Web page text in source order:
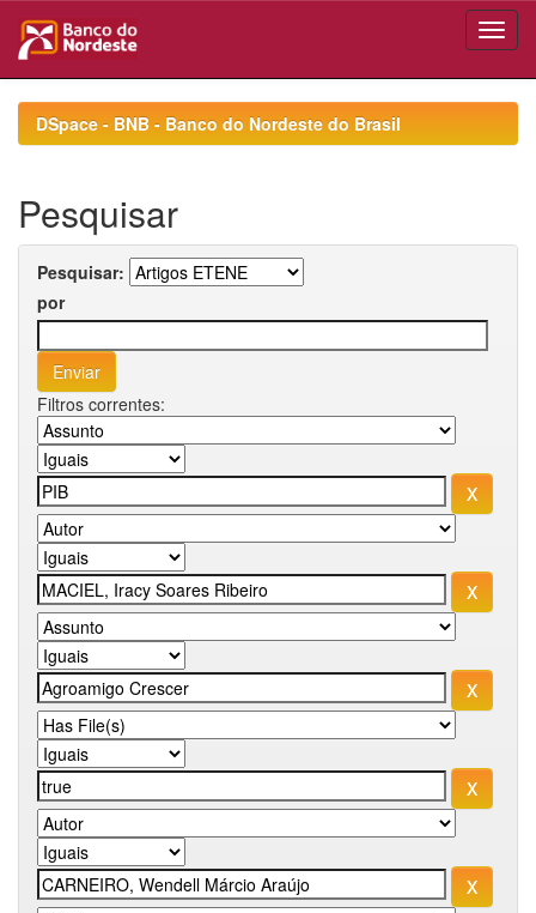
navigationDSpace - BNB - Banco do Nordeste do Brasil
Pesquisar
Pesquisar:
por
Filtros correntes: